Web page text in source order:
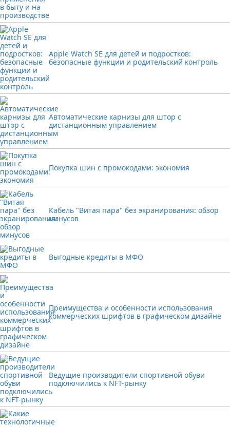
Apple Watch SE для детей и подростков:
безопасные функции и родительский контроль
Автоматические карнизы для штор с
дистанционным управлением
Покупка шин с промокодами: экономия
Кабель "Витая пара" без экранирования: обзор
минусов
Выгодные кредиты в МФО
Преимущества и особенности использования
коммерческих шрифтов в графическом дизайне
Ведущие производители спортивной обуви
подключились к NFT-рынку